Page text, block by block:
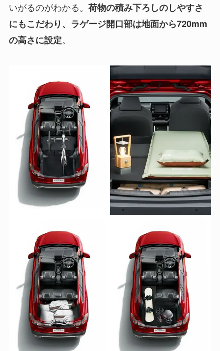
いがるのがわかる。 荷物の積み下ろしのしやすさ
にもこだわり、ラゲージ開口部は地面から720mm
の高さに設定。